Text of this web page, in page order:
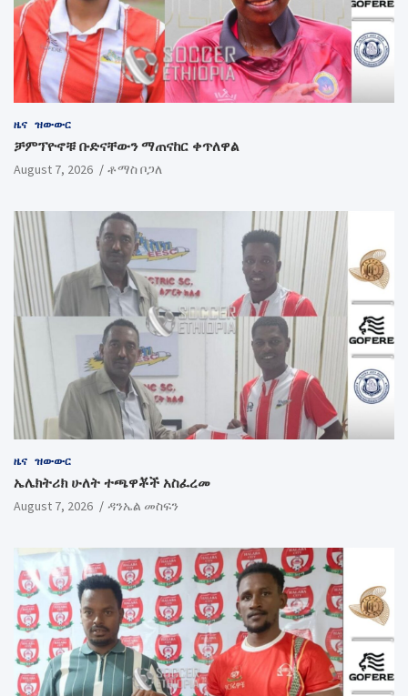
ዜና ዝውውር
ቻምፕዮኖቹ ቡድናቸውን ማጠናከር ቀጥለዋል
August 7, 2026 ቶማስ ቦጋለ
ዜና ዝውውር
ኤሌክትሪክ ሁለት ተጫዋቾች አስፈረመ
August 7, 2026 ዳንኤል መስፍን